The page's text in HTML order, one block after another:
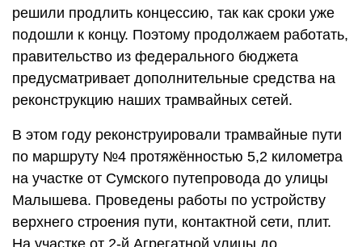
решили продлить концессию, так как сроки уже
подошли к концу. Поэтому продолжаем работать,
правительство из федерального бюджета
предусматривает дополнительные средства на
реконструкцию наших трамвайных сетей.
В этом году реконструировали трамвайные пути
по маршруту №4 протяжëнностью 5,2 километра
на участке от Сумского путепровода до улицы
Малышева. Проведены работы по устройству
верхнего строения пути, контактной сети, плит.
На участке от 2-й Агрегатной улицы до